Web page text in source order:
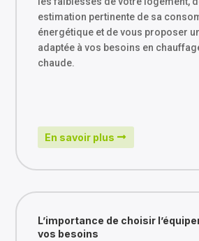
estimation pertinente de sa
énergétique et de vous proposer
adaptée à vos besoins en
chaude.
En savoir plus
L’importance de choisir
vos besoins